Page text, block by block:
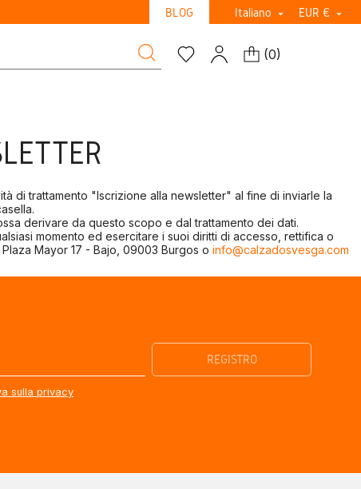
BLOG Italiano  EUR € 
(0)
di trattamento "Iscrizione alla newsletter" al fine di inviarle la
derivare da questo scopo e dal trattamento dei dati.
momento ed esercitare i suoi diritti di accesso, rettifica o
Mayor 17 - Bajo, 09003 Burgos o info@calzadosvesga.com
sulla privacy